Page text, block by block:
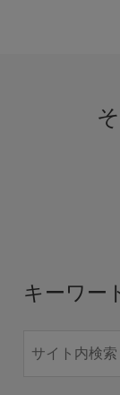
キーワー